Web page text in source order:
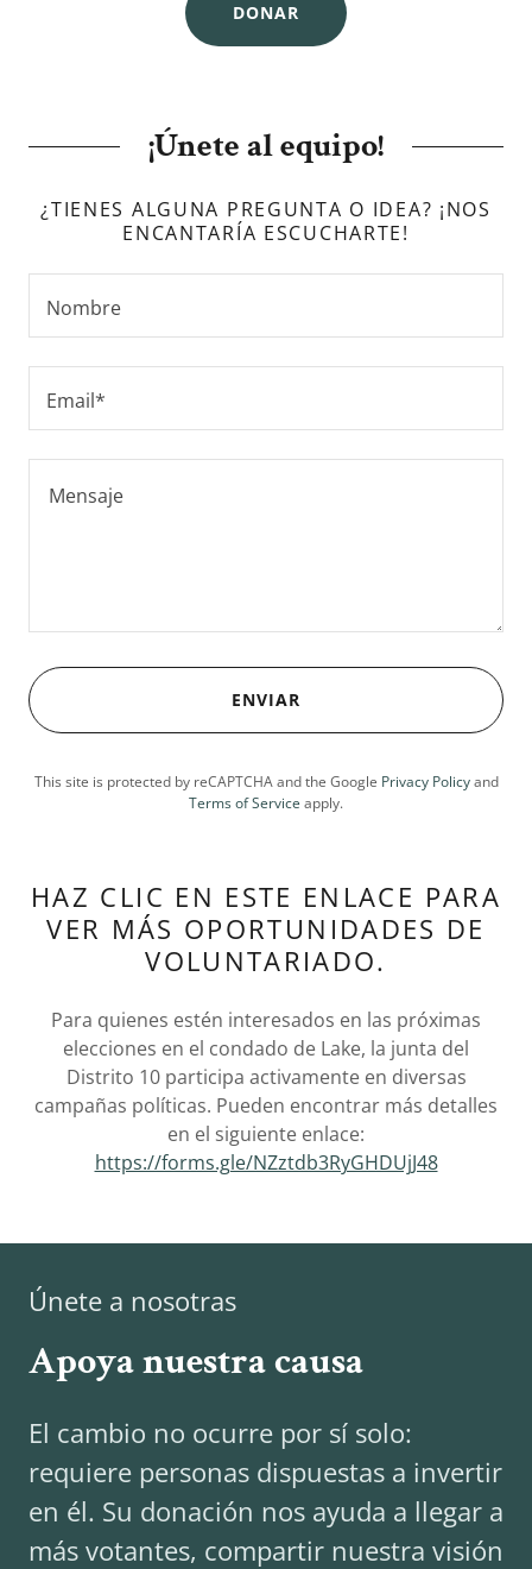
DONAR
¡Únete al equipo!
¿TIENES ALGUNA PREGUNTA O IDEA? ¡NOS
ENCANTARÍA ESCUCHARTE!
Nombre
Email*
ENVIAR
This site is protected by reCAPTCHA and the Google Privacy Policyand
Terms of Service apply.
HAZ CLIC EN ESTE ENLACE PARA
VER MÁS OPORTUNIDADES DE
VOLUNTARIADO.
Para quienes estén interesados ​​en las próximas
elecciones en el condado de Lake, la junta del
Distrito 10 participa activamente en diversas
campañas políticas. Pueden encontrar más detalles
en el siguiente enlace:
https://forms.gle/NZztdb3RyGHDUjJ48
Únete a nosotras
Apoya nuestra causa
El cambio no ocurre por sí solo:
requiere personas dispuestas a invertir
en él. Su donación nos ayuda a llegar a
más votantes, compartir nuestra visión